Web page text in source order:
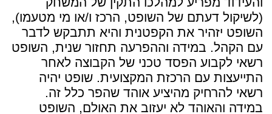
(לשיקול דעתם של השופט, הרכז ו/או מי מטעמו),
השופט יזהיר את הקפטנית והיא תתבקש לדבר
עם הקהל. במידה וההפרעה תחזור שנית, השופט
רשאי לקבוע הפסד טכני של הקבוצה לאחר
התייעצות עם הרכזת המקצועית. שופט יהיה
רשאי להרחיק מהיציע אוהד שהפר כלל זה.
במידה והאוהד לא יעזוב את האולם, השופט